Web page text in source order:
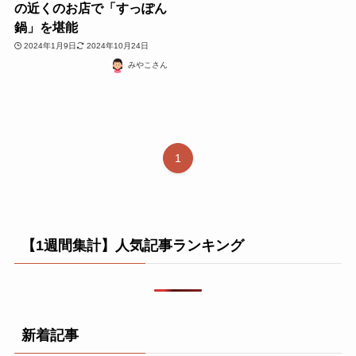
の近くのお店で「すっぽん
鍋」を堪能
2024年1月9日 2024年10月24日
みやこさん
1
【1週間集計】人気記事ランキング
新着記事